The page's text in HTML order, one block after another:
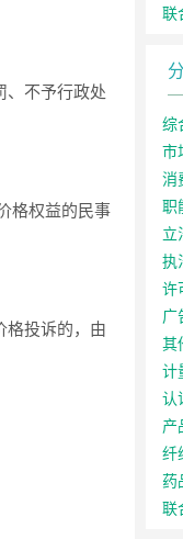
、不予行政处
格权益的民事
格投诉的，由
联
综
市
消
职
立
执
许
广
其
计
认
产
纤
药
联